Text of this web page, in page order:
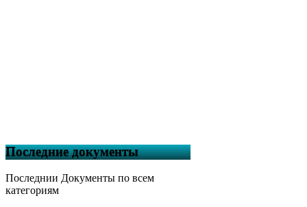
Последние документы
Последнии Документы по всем
категориям